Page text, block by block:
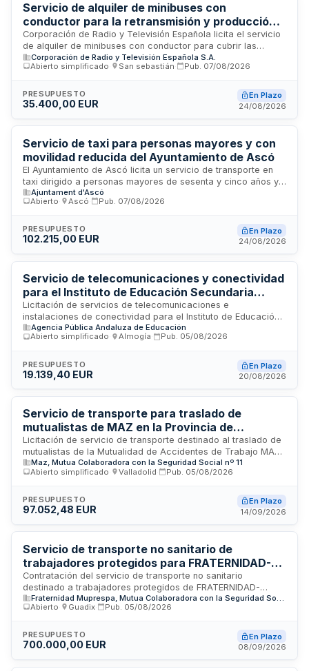
Servicio de alquiler de minibuses con
conductor para la retransmisión y producción
del Festival de Cine de San Sebastián 2026 por
Corporación de Radio y Televisión Española
Corporación de Radio y Televisión Española licita el servicio
de alquiler de minibuses con conductor para cubrir las
necesidades de transporte de personal, actores e invitados
durante la retransmisión y producción de programas del
operativos: uno para la cobertura general del festival, otro
para el operativo del evento y un tercero para el Telediario.
Sebastián y alrededores, con salida y llegada desde Madrid,
en jornadas de doce horas.
Corporación de Radio y Televisión Española S.A.
Abierto simplificado
San sebastián Pub. 07/08/2026
PRESUPUESTO
35.400,00 EUR
En Plazo
24/08/2026
Servicio de taxi para personas mayores y con
movilidad reducida del Ayuntamiento de Ascó
El Ayuntamiento de Ascó licita un servicio de transporte en
taxi dirigido a personas mayores de sesenta y cinco años y
a aquellas con movilidad reducida que requieren
desplazamientos dentro del municipio. El servicio será
coordinado, garantizando la continuidad en la prestación y la
gestión unitaria de rutas y horarios. La empresa adjudicataria
necesarios para atender las demandas del servicio de
conformidad con lo establecido en el pliego de
prescripciones técnicas.
Ajuntament d'Ascó
Abierto
Ascó Pub. 07/08/2026
PRESUPUESTO
102.215,00 EUR
En Plazo
24/08/2026
Servicio de telecomunicaciones y conectividad
para el Instituto de Educación Secundaria
Puerta del Mar
Licitación de servicios de telecomunicaciones e
instalaciones de conectividad para el Instituto de Educación
Secundaria Puerta del Mar, convocada por la Agencia
Pública Andaluza de Educación. El contrato incluye la
a internet y servicios telemáticos necesarios para el
funcionamiento integral del centro educativo, garantizando
administrativas y de gestión académica.
Agencia Pública Andaluza de Educación
Abierto simplificado
Almogía Pub. 05/08/2026
PRESUPUESTO
19.139,40 EUR
En Plazo
20/08/2026
Servicio de transporte para traslado de
mutualistas de MAZ en la Provincia de
Valladolid
Licitación de servicio de transporte destinado al traslado de
mutualistas de la Mutualidad de Accidentes de Trabajo MAZ
M.C.S.S. número 11 en la Provincia de Valladolid. El contrato
comprende la prestación de servicios de transporte
taxi, vehículos de transporte con conductor o equivalentes.
Se trata de un contrato de servicios con ejecución sucesiva
la Ley de Contratos del Sector Público.
Maz, Mutua Colaboradora con la Seguridad Social nº 11
Abierto simplificado
Valladolid Pub. 05/08/2026
PRESUPUESTO
97.052,48 EUR
En Plazo
14/09/2026
Servicio de transporte no sanitario de
trabajadores protegidos para FRATERNIDAD-
MUPRESPA en Granada
Contratación del servicio de transporte no sanitario
destinado a trabajadores protegidos de FRATERNIDAD-
MUPRESPA en la provincia de Granada. El adjudicatario
deberá disponer de organización y medios suficientes para
cuente con las acreditaciones exigidas, permisos de
circulación y formación en conducción sostenible y segura.
Abierto
Guadix Pub. 05/08/2026
PRESUPUESTO
700.000,00 EUR
En Plazo
08/09/2026